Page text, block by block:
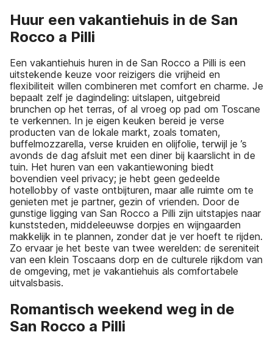
Huur een vakantiehuis in de San
Rocco a Pilli
Een vakantiehuis huren in de San Rocco a Pilli is een
uitstekende keuze voor reizigers die vrijheid en
flexibiliteit willen combineren met comfort en charme. Je
bepaalt zelf je dagindeling: uitslapen, uitgebreid
brunchen op het terras, of al vroeg op pad om Toscane
te verkennen. In je eigen keuken bereid je verse
producten van de lokale markt, zoals tomaten,
buffelmozzarella, verse kruiden en olijfolie, terwijl je ’s
avonds de dag afsluit met een diner bij kaarslicht in de
tuin. Het huren van een vakantiewoning biedt
bovendien veel privacy; je hebt geen gedeelde
hotellobby of vaste ontbijturen, maar alle ruimte om te
genieten met je partner, gezin of vrienden. Door de
gunstige ligging van San Rocco a Pilli zijn uitstapjes naar
kunststeden, middeleeuwse dorpjes en wijngaarden
makkelijk in te plannen, zonder dat je ver hoeft te rijden.
Zo ervaar je het beste van twee werelden: de sereniteit
van een klein Toscaans dorp en de culturele rijkdom van
de omgeving, met je vakantiehuis als comfortabele
uitvalsbasis.
Romantisch weekend weg in de
San Rocco a Pilli